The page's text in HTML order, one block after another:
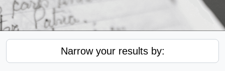
Narrow your results by: